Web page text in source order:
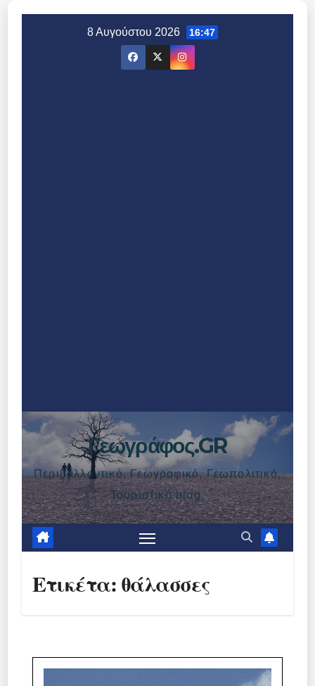
8 Αυγούστου 2026 16:47
Γεωγράφος.GR
Περιβαλλοντικό, Γεωγραφικό, Γεωπολιτικό,
Τουριστικό blog.
Ετικέτα:θάλασσες